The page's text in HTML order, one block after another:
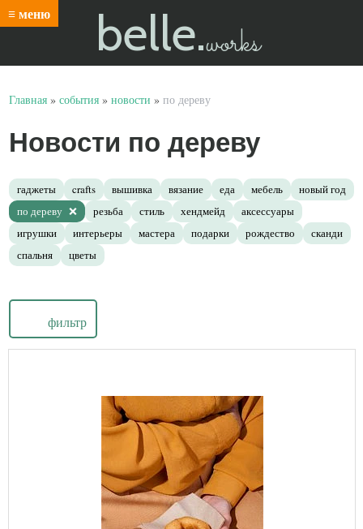
≡ меню belle.works
Главная » события » новости » по дереву
Новости по дереву
гаджеты crafts вышивка вязание еда мебель
новый год
по дереву
резьба стиль хендмейд
аксессуары
игрушки
интерьеры мастера подарки рождество
сканди
спальня
цветы
фильтр